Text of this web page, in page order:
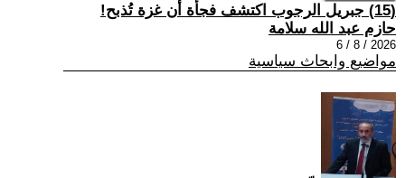
(15) جبريل الرجوب اكتشف فجأة أن غزة تُذبح!
حازم عبد الله سلامة
2026 / 8 / 6
مواضيع وابحاث سياسية